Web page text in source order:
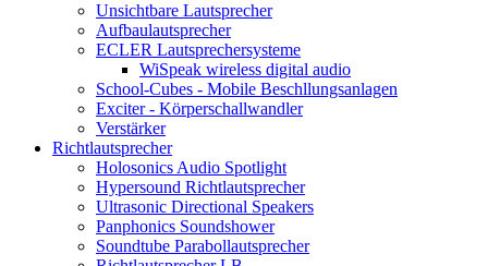
Unsichtbare Lautsprecher
Aufbaulautsprecher
ECLER Lautsprechersysteme
WiSpeak wireless digital audio
School-Cubes - Mobile Beschllungsanlagen
Exciter - Körperschallwandler
Verstärker
Richtlautsprecher
Holosonics Audio Spotlight
Hypersound Richtlautsprecher
Ultrasonic Directional Speakers
Panphonics Soundshower
Soundtube Parabollautsprecher